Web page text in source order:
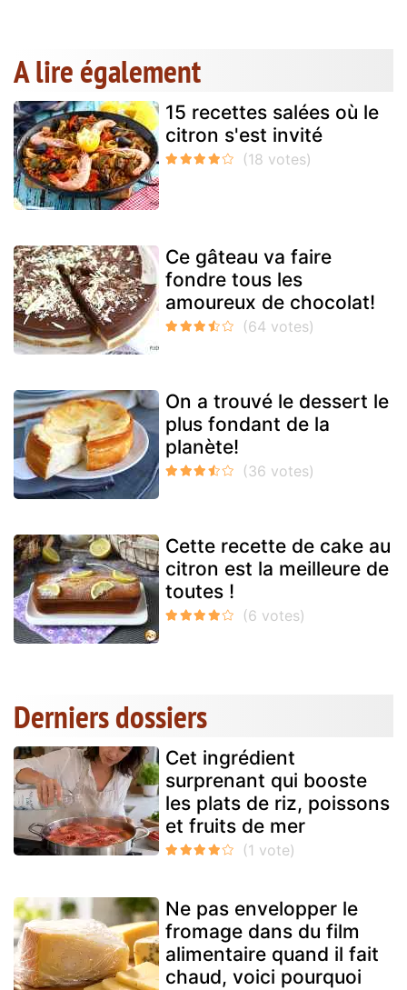
A lire également
15 recettes salées où le
citron s'est invité
Ce gâteau va faire
fondre tous les
amoureux de chocolat!
On a trouvé le dessert le
plus fondant de la
planète!
Cette recette de cake au
citron est la meilleure de
toutes !
Derniers dossiers
Cet ingrédient
surprenant qui booste
les plats de riz, poissons
et fruits de mer
Ne pas envelopper le
fromage dans du film
alimentaire quand il fait
chaud, voici pourquoi